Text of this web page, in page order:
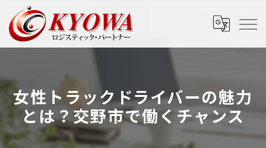
女性トラックドライバーの魅力
とは？交野市で働くチャンス